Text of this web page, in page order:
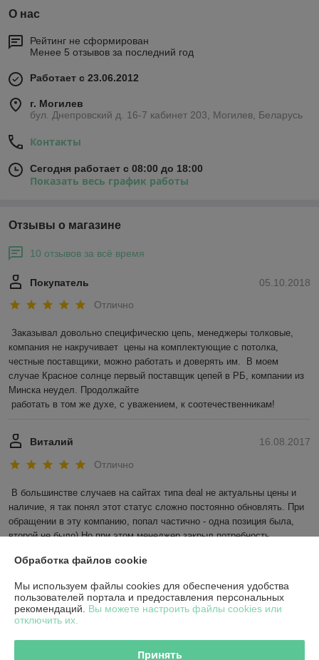
О нас
Рейтинг не сформирован
Менее 5 отзывов за последний год
Работает с 23.06.2012
г. Могилев
бул. Днепровский д. 16-7 кабинет 203, Могилев, Беларусь
Контакты
Сегодня работает с 08:00 до 18:00
Показать весь график работы
Отзывы о магазине
10 отзывов за всё время
05.10.2018
Покупатель
Отлично
Заказывал довольно специфическю цепь, менеджеры толковые,
компания не накручивает  цены на комплектующие с потолка,
честные поставщики, можно работать и доверять им.  В моем
случае Красное солнце первый поставщик цепей в РБ, компании из
Минска неудел. Продолжайте
работать в том же духе, с уважением, к соотечественникам!
16.08.2017
Виталий
Отлично
В большинстве случаев на сайтах типа deal не актуальны цены и
наличие, я так понял этот статус сложно постоянно обновлять. При
обращении в эту компанию, попал частично - одна позиция была,
второй не было) Но при этом менеджер закрыл потребность,
О нас
Обработка файлов cookie
Мы используем файлы cookies для обеспечения удобства
пользователей портала и предоставления персональных
рекомендаций. Вы можете настроить файлы cookies или
отключить их.
Принять